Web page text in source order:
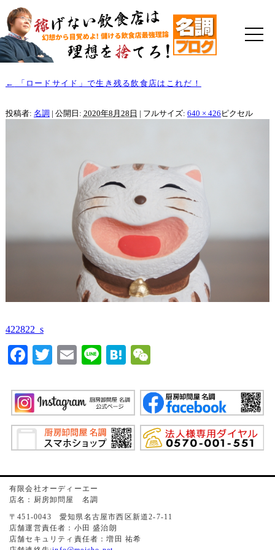
← 「ロードサイド」で生き残る飲食店はこれだ！
投稿者: 名調 | 公開日: 2020年8月28日 | フルサイズ: 640 × 426 ピクセル
422822_s
Facebook
TwitterEmailLineHatena
有限会社オーディーエー
店名：厨房卸問屋 名調
〒451-0043 愛知県名古屋市西区新道2-7-11
店舗運営責任者：小田 盛治朗
店舗セキュリティ責任者：増田 祐希